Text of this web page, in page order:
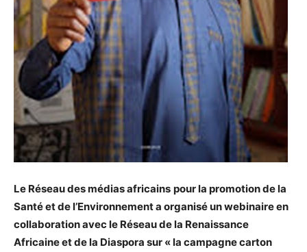
Le Réseau des médias africains pour la promotion de la
Santé et de l’Environnement a organisé un webinaire en
collaboration avec le Réseau de la Renaissance
Africaine et de la Diaspora sur « la campagne carton